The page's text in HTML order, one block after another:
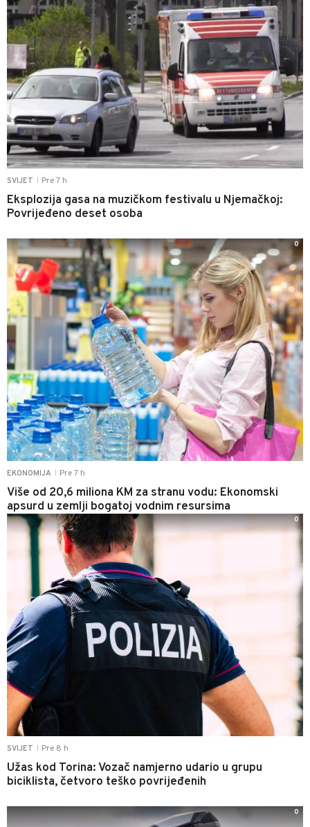
SVIJET Pre 7 h
Eksplozija gasa na muzičkom festivalu u Njemačkoj:
Povrijeđeno deset osoba
EKONOMIJA Pre 7 h
Više od 20,6 miliona KM za stranu vodu: Ekonomski
apsurd u zemlji bogatoj vodnim resursima
0
SVIJET Pre 8 h
Užas kod Torina: Vozač namjerno udario u grupu
biciklista, četvoro teško povrijeđenih
0
0